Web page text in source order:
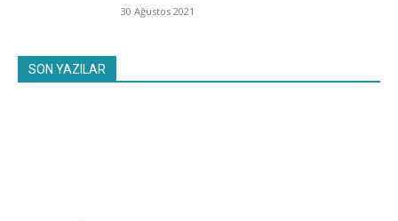
30 Ağustos 2021
SON YAZILAR